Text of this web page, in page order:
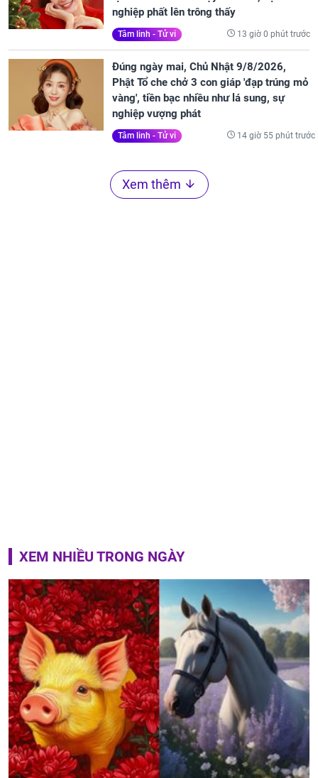
nghiệp phất lên trông thấy
Tâm linh - Tử vi 13 giờ 0 phút trước
Đúng ngày mai, Chủ Nhật 9/8/2026,
Phật Tổ che chở 3 con giáp 'đạp trúng mỏ
vàng', tiền bạc nhiều như lá sung, sự
nghiệp vượng phát
Tâm linh - Tử vi 14 giờ 55 phút trước
Xem thêm
XEM NHIỀU TRONG NGÀY